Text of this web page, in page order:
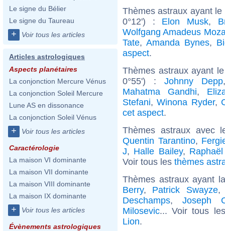
Le signe du Bélier
Le signe du Taureau
+ Voir tous les articles
Articles astrologiques
Aspects planétaires
La conjonction Mercure Vénus
La conjonction Soleil Mercure
Lune AS en dissonance
La conjonction Soleil Vénus
+ Voir tous les articles
Caractérologie
La maison VI dominante
La maison VII dominante
La maison VIII dominante
La maison IX dominante
+ Voir tous les articles
Évènements astrologiques
Thèmes astraux ayant
0°12') : Elon Musk,
Wolfgang Amadeus
Tate, Amanda Bynes,
aspect.
Thèmes astraux ayant
0°55') : Johnny Depp
Mahatma Gandhi,
Stefani,Winona Ryder,
cet aspect.
Thèmes astraux avec
Quentin Tarantino,
J, Halle Bailey,
Voir tous les thèmes
Thèmes astraux ayant
Berry, Patrick Swayze
Deschamps, Joseph
Milosevic... Voir tous
Lion.